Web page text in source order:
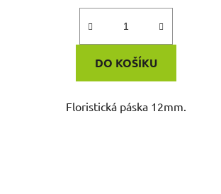
DO KOŠÍKU
Floristická páska 12mm.